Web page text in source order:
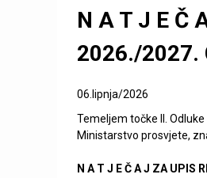
o
t
e
h
n
m
e
n
u
N A T J E Č
2026./2027.
06.lipnja/2026
Temeljem točke II.
Ministarstvo prosvjete,
N A T J E Č A J ZA UPIS